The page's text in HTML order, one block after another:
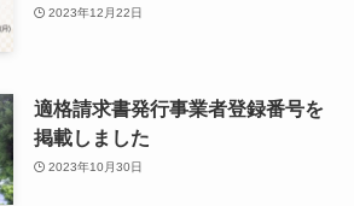
2023年12月22日
適格請求書発行事業者登録番号を
掲載しました
2023年10月30日